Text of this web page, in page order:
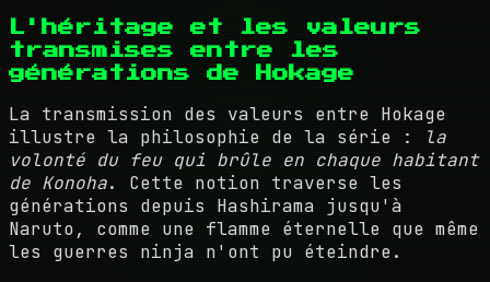
L'héritage et les valeurs
transmises entre les
générations de Hokage
La transmission des valeurs entre Hokage
illustre la philosophie de la série :
la
volonté du feu qui brûle en chaque habitant
de Konoha. Cette notion traverse les
générations depuis Hashirama jusqu'à
Naruto, comme une flamme éternelle que même
les guerres ninja n'ont pu éteindre.